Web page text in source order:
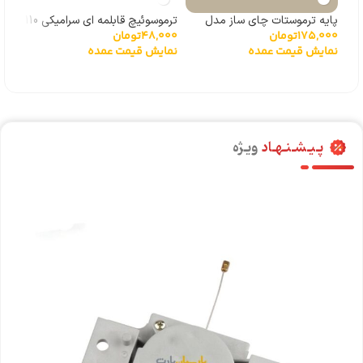
پایه ترموستات چای ساز مدل
168C
175,000تومان
نمایش قیمت عمده
ترموسوئیچ قابلمه ای سرامیکی 110
درجه
48,000تومان
نمایش قیمت عمده
پـیـشـنـهـادویـژه